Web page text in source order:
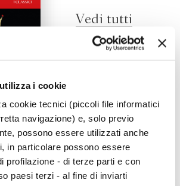
i cookie
cookie tecnici (piccoli file informatici
navigazione) e, solo previo
possono essere utilizzati anche
in particolare possono essere
profilazione - di terze parti e con
paesi terzi - al fine di inviarti
Vedi tutti